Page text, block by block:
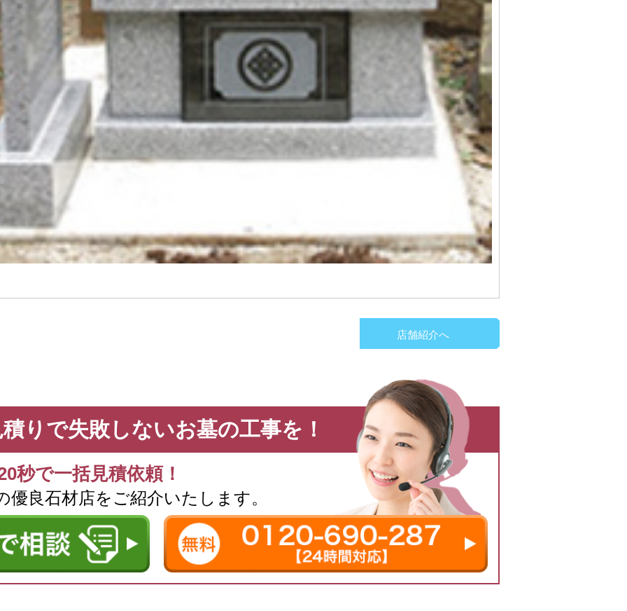
店舗紹介へ
りで失敗しないお墓の工事を！
秒で一括見積依頼！
優良石材店をご紹介いたします。